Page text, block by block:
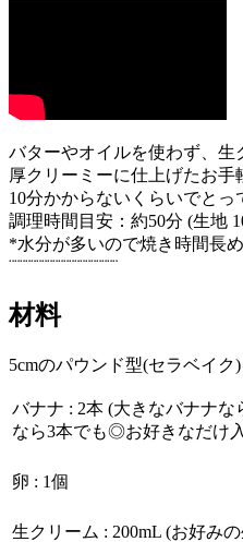
バターやオイルを使わず、
厚クリーミーに仕上げたお
10分かからないくらいでとっ
調理時間目安：約50分 (生地
*水分が多いので焼き時間長め
¨¨¨¨¨¨¨¨¨¨¨¨¨¨¨¨¨¨¨¨
材料
5cmのパウンド型(セラベイク
バナナ : 2本 (大きなバナナな
なら3本でも◎お好きなだけ
卵 : 1個
生クリーム : 200mL (お好み